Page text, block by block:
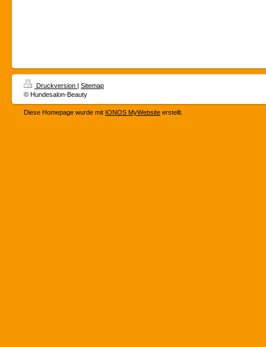
Druckversion | Sitemap
© Hundesalon-Beauty
Diese Homepage wurde mit IONOS MyWebsite erstellt.